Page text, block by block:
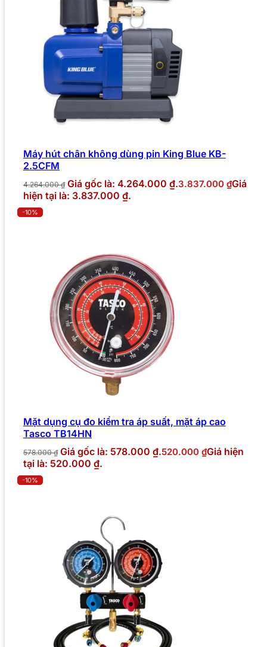
Máy hút chân không dùng pin King Blue KB-
2.5CFM
4.264.000₫ Giá gốc là: 4.264.000 ₫.3.837.000 ₫Giá
hiện tại là: 3.837.000 ₫.
-10%
Mặt dụng cụ đo kiểm tra áp suất, mặt áp cao
Tasco TB14HN
578.000₫ Giá gốc là: 578.000 ₫.520.000 ₫Giá hiện
tại là: 520.000 ₫.
-10%